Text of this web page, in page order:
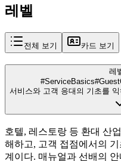
레벨
전체 보기 카드 보기
레
#ServiceBasics
서비스와 고객 응대의 기초를
호텔, 레스토랑 등 환대 산
해하고, 고객 접점에서의
계이다. 매뉴얼과 선배의